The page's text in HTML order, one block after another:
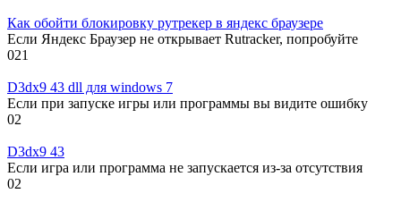
Как обойти блокировку рутрекер в яндекс браузере
Если Яндекс Браузер не открывает Rutracker, попробуйте
021
D3dx9 43 dll для windows 7
Если при запуске игры или программы вы видите ошибку
02
D3dx9 43
Если игра или программа не запускается из-за отсутствия
02